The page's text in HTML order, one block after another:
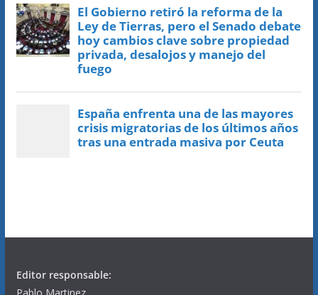
Editor responsable: